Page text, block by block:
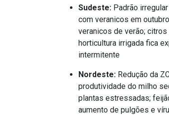
Sudeste:Padrão
com veranicos em
veranicos de verão;
horticultura irrigada fica
intermitente
Nordeste:Redução da
produtividade do milho
plantas estressadas;
aumento de pulgões e